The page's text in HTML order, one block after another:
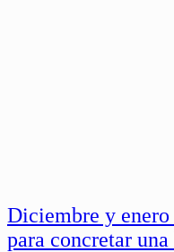
Diciembre y enero
para concretar